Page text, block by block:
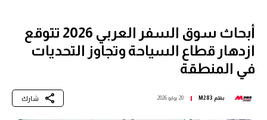
أبحاث سوق السفر العربي 2026 تتوقع
ازدهار قطاع السياحة وتجاوز التحديات
في المنطقة
بقلم M283 20 يوليو 2026 شارك